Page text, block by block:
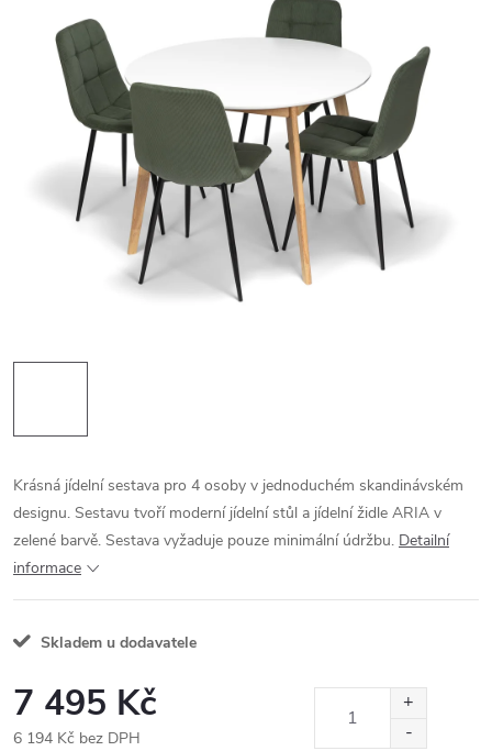
Krásná jídelní sestava pro 4 osoby v jednoduchém skandinávském
designu. Sestavu tvoří moderní jídelní stůl a jídelní židle ARIA v
zelené barvě. Sestava vyžaduje pouze minimální údržbu. Detailní
informace
Skladem u dodavatele
7 495 Kč
6 194 Kč bez DPH